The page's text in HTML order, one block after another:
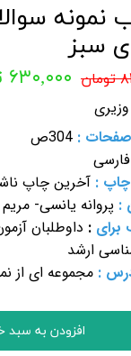
نمونه
سبز
۶۳۰,۰۰۰ تومان
وزیری
صفحات : 304ص
فارسی
: آخرین چاپ
: پروانه یانسی-
برای : داوطلبان
ارشد
: مجموعه ای از
افزودن به سبد